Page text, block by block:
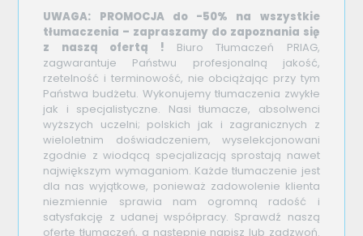
UWAGA: PROMOCJA do -50% na wszystkie
tłumaczenia – zapraszamy do zapoznania się
z naszą ofertą ! Biuro Tłumaczeń PRIAG,
zagwarantuje Państwu profesjonalną jakość,
rzetelność i terminowość, nie obciążając przy tym
Państwa budżetu. Wykonujemy tłumaczenia zwykłe
jak i specjalistyczne. Nasi tłumacze, absolwenci
wyższych uczelni; polskich jak i zagranicznych z
wieloletnim doświadczeniem, wyselekcjonowani
zgodnie z wiodącą specjalizacją sprostają nawet
największym wymaganiom. Każde tłumaczenie jest
dla nas wyjątkowe, ponieważ zadowolenie klienta
niezmiennie sprawia nam ogromną radość i
satysfakcję z udanej współpracy. Sprawdź naszą
ofertę tłumaczeń, a następnie napisz lub zadzwoń.